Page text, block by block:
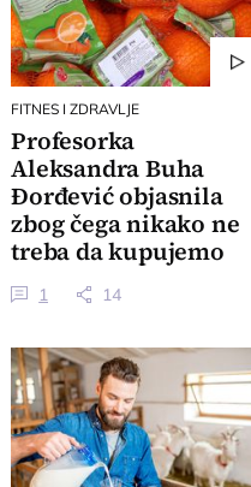
FITNES I ZDRAVLJE
Profesorka
Aleksandra Buha
Đorđević objasnila
zbog čega nikako ne
treba da kupujemo
upakovano voće i
povrće
1 14